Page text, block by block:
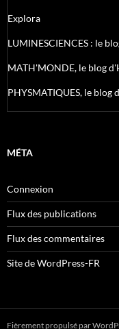
Explora
LUMINESCIENCES : le
MATH'MONDE, le blog
PHYSMATIQUES, le blog
MÉTA
Connexion
Flux des publications
Flux des commentaires
Site de WordPress-FR
Fièrement propulsé par